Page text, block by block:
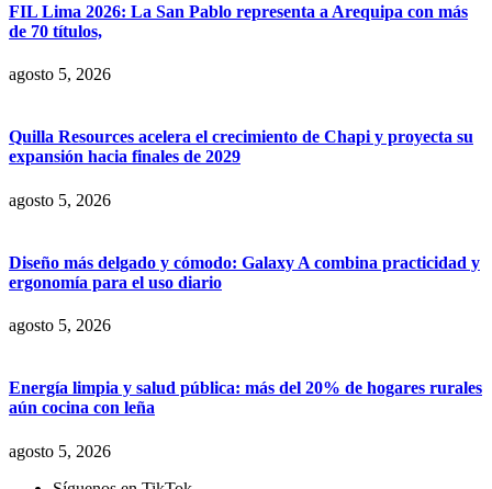
FIL Lima 2026: La San Pablo representa a Arequipa con más
de 70 títulos,
agosto 5, 2026
Quilla Resources acelera el crecimiento de Chapi y proyecta su
expansión hacia finales de 2029
agosto 5, 2026
Diseño más delgado y cómodo: Galaxy A combina practicidad y
ergonomía para el uso diario
agosto 5, 2026
Energía limpia y salud pública: más del 20% de hogares rurales
aún cocina con leña
agosto 5, 2026